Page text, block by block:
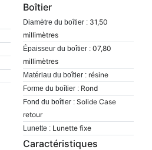
Boîtier
Diamètre du boîtier : 31,50
millimètres
Épaisseur du boîtier : 07,80
millimètres
Matériau du boîtier : résine
Forme du boîtier : Rond
Fond du boîtier : Solide Case
retour
Lunette : Lunette fixe
Caractéristiques